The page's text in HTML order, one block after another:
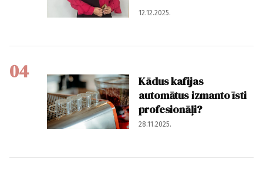
12.12.2025.
04
Kādus kafijas
automātus izmanto īsti
profesionāļi?
28.11.2025.